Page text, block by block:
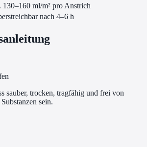
130–160 ml/m² pro Anstrich
nach 4–6 h
sauber, trocken, tragfähig und frei von
sein.